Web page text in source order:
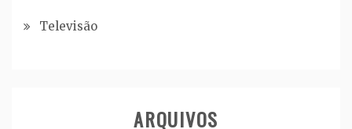
Televisão
ARQUIVOS